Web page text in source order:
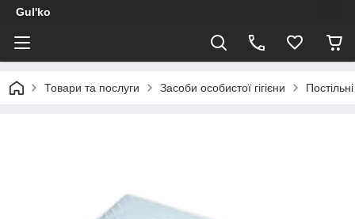
Gul'ko
Товари та послуги Засоби особистої гігієни